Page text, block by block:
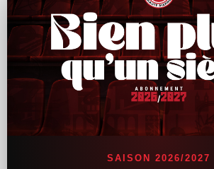
Le CVB52 connaît son
demi-finale de Coupe de
SAISON 2026/2027